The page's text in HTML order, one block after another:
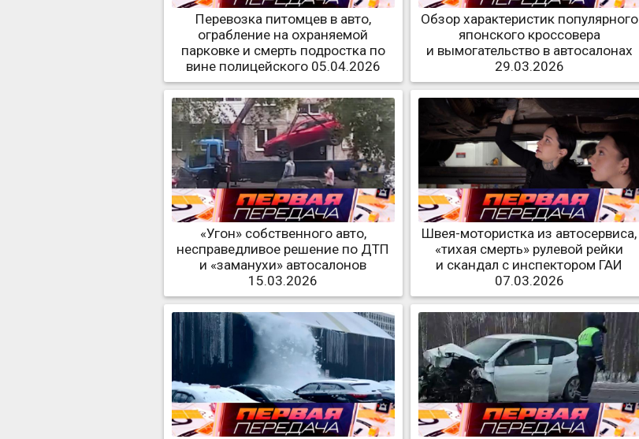
Перевозка питомцев в авто,
ограбление на охраняемой
парковке и смерть подростка по
вине полицейского 05.04.2026
Обзор характеристик популярного
японского кроссовера
и вымогательство в автосалонах
29.03.2026
«Угон» собственного авто,
несправедливое решение по ДТП
и «заманухи» автосалонов
15.03.2026
Швея-мотористка из автосервиса,
«тихая смерть» рулевой рейки
и скандал с инспектором ГАИ
07.03.2026